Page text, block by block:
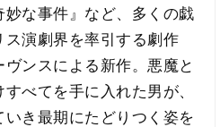
妙な事件』など、多くの戯
演劇界を率引する劇作
ンスによる新作。悪魔と
べてを手に入れた男が、
き最期にたどりつく姿を